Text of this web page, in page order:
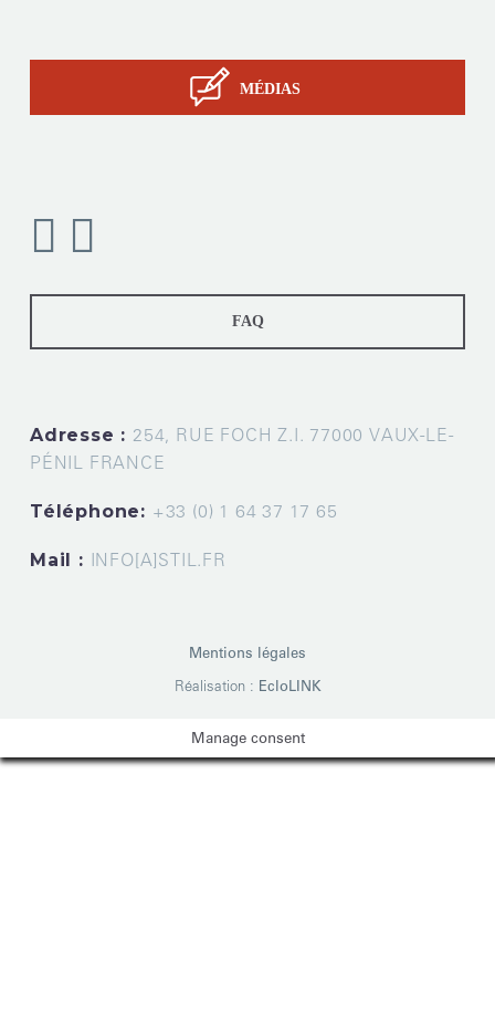
MÉDIAS
FAQ
Adresse : 254, RUE FOCH Z.I. 77000 VAUX-LE-
PÉNIL FRANCE
Téléphone: +33 (0) 1 64 37 17 65
Mail : INFO[A]STIL.FR
Mentions légales
Réalisation : EcloLINK
Manage consent